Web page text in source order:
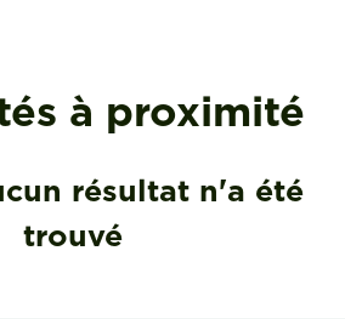
à proximité
résultat n'a été
trouvé